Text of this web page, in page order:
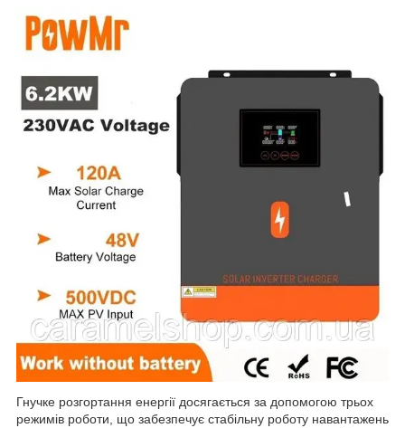
Гнучке розгортання енергії досягається за допомогою трьох
режимів роботи, що забезпечує стабільну роботу навантажень